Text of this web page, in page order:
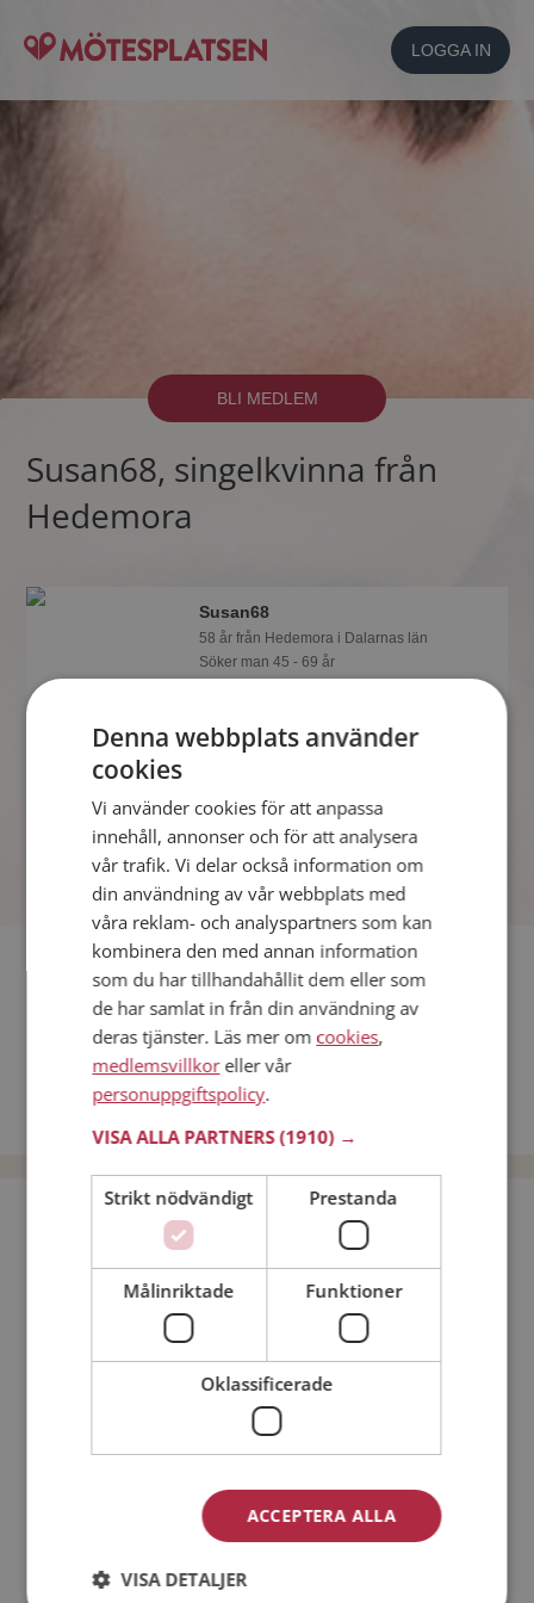
LOGGA IN
BLI MEDLEM
Susan68, singelkvinna från
Hedemora
Susan68
58 år från Hedemora i Dalarnas län
Söker man 45 - 69 år
någon av alla de andra singlarna.
Fler singlar
Fler singelkvinnor från Hedemora DalaQ callimero
Män från Hedemora
Dejta kvinnor i Sverige
Bli medlem utan kostnad!
Jag är en: Man Kvinna
Denna webbplats använder
cookies
Vi använder cookies för att anpassa
innehåll, annonser och för att analysera
vår trafik. Vi delar också information om
din användning av vår webbplats med
våra reklam- och analyspartners som kan
kombinera den med annan information
som du har tillhandahållit dem eller som
de har samlat in från din användning av
deras tjänster. Läs mer om cookies,
medlemsvillkoreller vår
personuppgiftspolicy.
VISA ALLA PARTNERS(1910) →
Strikt nödvändigt Prestanda
Målinriktade Funktioner
Oklassificerade
ACCEPTERA ALLA
VISA DETALJER